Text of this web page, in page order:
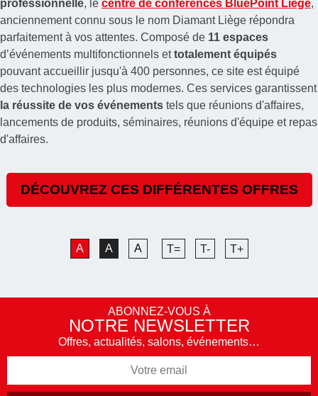
professionnelle, le centre de conférences BluePoint Liège,
anciennement connu sous le nom Diamant Liège répondra
parfaitement à vos attentes. Composé de 11 espaces
d’événements multifonctionnels ettotalement équipés
pouvant accueillir jusqu'à 400 personnes, ce site est équipé
des technologies les plus modernes. Ces services garantissent
la réussite de vos événements tels que réunions d'affaires,
lancements de produits, séminaires, réunions d'équipe et repas
d'affaires.
DÉCOUVREZ CES DIFFÉRENTES OFFRES
A A A T= T- T+
ABONNEZ-VOUS À
NOTRE NEWSLETTER
Offres, actualités, salons, événements…